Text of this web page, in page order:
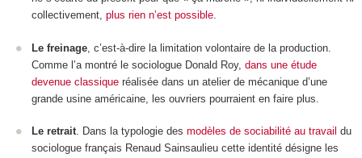
collectivement, plus rien n’est possible.
Le freinage , c’est-à-dire la limitation volontaire de la production.
Comme l’a montré le sociologue Donald Roy, dans une étude
devenue classique réalisée dans un atelier de mécanique d’une
grande usine américaine, les ouvriers pourraient en faire plus.
Le retrait. Dans la typologie des modèles de sociabilité au travail du
sociologue français Renaud Sainsaulieu cette identité désigne les